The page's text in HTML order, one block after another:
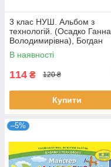
3 клас НУШ. Альбом з
технологій. (Осадко Ганна
Володимирівна), Богдан
В наявності
114 ₴ 120 ₴
Купити
–5%